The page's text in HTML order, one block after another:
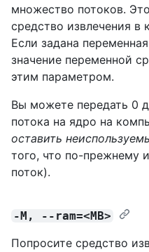
множество потоков.
средство извлечения в
Если задана
значение переменной
этим параметром.
Вы можете передать 0
потока на ядро на
оставить
того, что по-прежнему
поток).
-M, --ram=<MB>
Попросите средство